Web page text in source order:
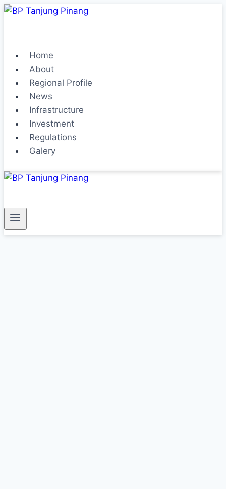
Home
About
Regional Profile
News
Infrastructure
Investment
Regulations
Galery